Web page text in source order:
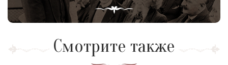
Смотрите также